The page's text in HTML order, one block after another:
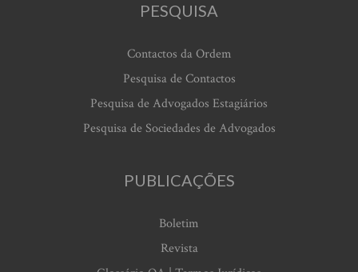
PESQUISA
Contactos da Ordem
Pesquisa de Contactos
Pesquisa de Advogados Estagiários
Pesquisa de Sociedades de Advogados
PUBLICAÇÕES
Boletim
Revista